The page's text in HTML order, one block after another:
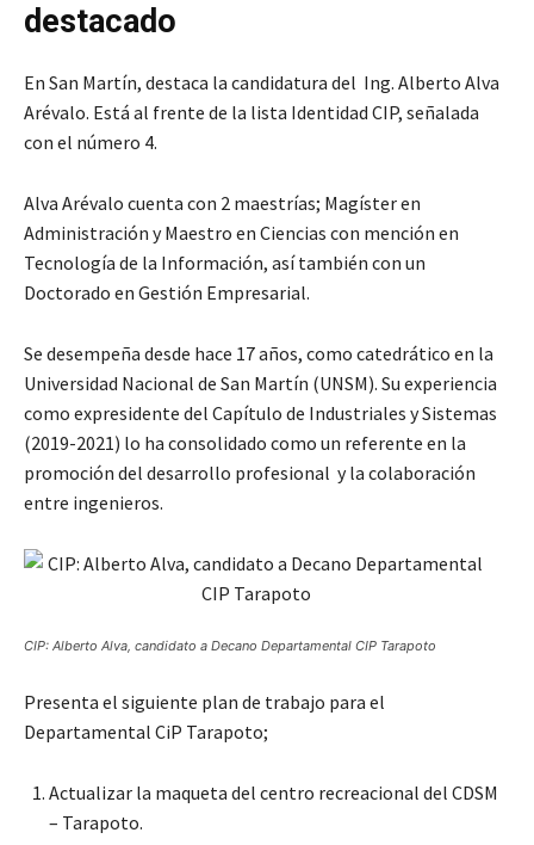
destacado
En San Martín, destaca la candidatura del Ing. Alberto Alva
Arévalo. Está al frente de la lista Identidad CIP, señalada
con el número 4.
Alva Arévalo cuenta con 2 maestrías; Magíster en
Administración y Maestro en Ciencias con mención en
Tecnología de la Información, así también con un
Doctorado en Gestión Empresarial.
Se desempeña desde hace 17 años, como catedrático en la
Universidad Nacional de San Martín (UNSM). Su experiencia
como expresidente del Capítulo de Industriales y Sistemas
(2019-2021) lo ha consolidado como un referente en la
promoción del desarrollo profesional y la colaboración
entre ingenieros.
CIP: Alberto Alva, candidato a Decano Departamental CIP Tarapoto
Presenta el siguiente plan de trabajo para el
Departamental CiP Tarapoto;
Actualizar la maqueta del centro recreacional del CDSM
– Tarapoto.